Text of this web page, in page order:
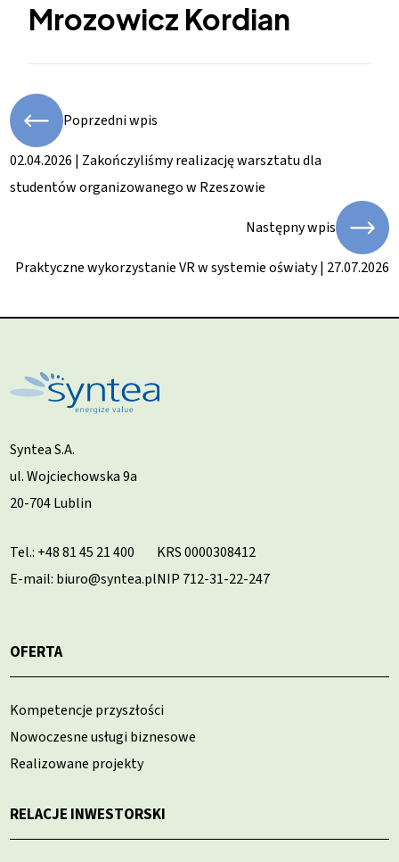
Mrozowicz Kordian
Poprzedni wpis
02.04.2026 | Zakończyliśmy realizację warsztatu dla
studentów organizowanego w Rzeszowie
Następny wpis
Praktyczne wykorzystanie VR w systemie oświaty | 27.07.2026
Syntea S.A.
ul. Wojciechowska 9a
20-704 Lublin
Tel.: +48 81 45 21 400
E-mail: biuro@syntea.pl
KRS 0000308412
NIP 712-31-22-247
OFERTA
Kompetencje przyszłości
Nowoczesne usługi biznesowe
Realizowane projekty
RELACJE INWESTORSKI